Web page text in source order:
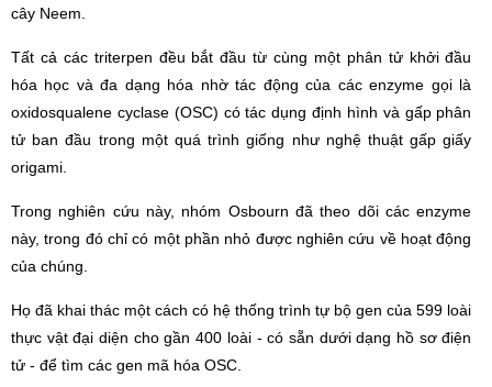
cây Neem.
Tất cả các triterpen đều bắt đầu từ cùng một phân tử khởi đầu
hóa học và đa dạng hóa nhờ tác động của các enzyme gọi là
oxidosqualene cyclase (OSC) có tác dụng định hình và gấp phân
tử ban đầu trong một quá trình giống như nghệ thuật gấp giấy
origami.
Trong nghiên cứu này, nhóm Osbourn đã theo dõi các enzyme
này, trong đó chỉ có một phần nhỏ được nghiên cứu về hoạt động
của chúng.
Họ đã khai thác một cách có hệ thống trình tự bộ gen của 599 loài
thực vật đại diện cho gần 400 loài - có sẵn dưới dạng hồ sơ điện
tử - để tìm các gen mã hóa OSC.